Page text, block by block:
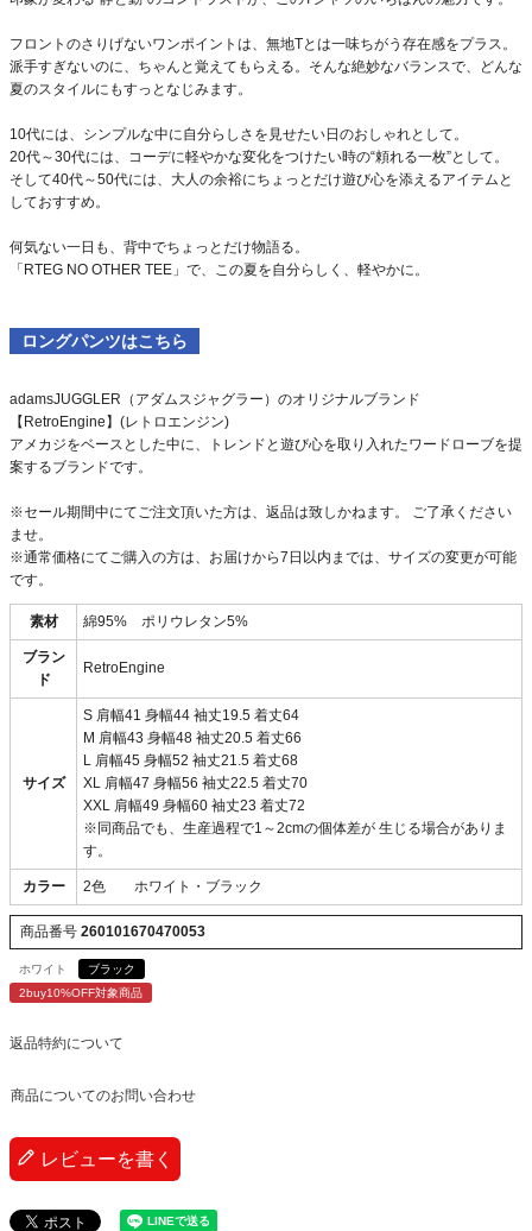
フロントのさりげないワンポイントは、無地Tとは一味ちがう存在感をプラス。
派手すぎないのに、ちゃんと覚えてもらえる。そんな絶妙なバランスで、どんな
夏のスタイルにもすっとなじみます。
10代には、シンプルな中に自分らしさを見せたい日のおしゃれとして。
20代～30代には、コーデに軽やかな変化をつけたい時の“頼れる一枚”として。
そして40代～50代には、大人の余裕にちょっとだけ遊び心を添えるアイテムと
しておすすめ。
何気ない一日も、背中でちょっとだけ物語る。
「RTEG NO OTHER TEE」で、この夏を自分らしく、軽やかに。
ロングパンツはこちら
adamsJUGGLER（アダムスジャグラー）のオリジナルブランド
【RetroEngine】(レトロエンジン)
アメカジをベースとした中に、トレンドと遊び心を取り入れたワードローブを提
案するブランドです。
※セール期間中にてご注文頂いた方は、返品は致しかねます。 ご了承ください
ませ。
※通常価格にてご購入の方は、お届けから7日以内までは、サイズの変更が可能
です。
素材 綿95% ポリウレタン5%
ブラン
ド
RetroEngine
サイズ
S 肩幅41 身幅44 袖丈19.5 着丈64
M 肩幅43 身幅48 袖丈20.5 着丈66
L 肩幅45 身幅52 袖丈21.5 着丈68
XL 肩幅47 身幅56 袖丈22.5 着丈70
XXL 肩幅49 身幅60 袖丈23 着丈72
※同商品でも、生産過程で1～2cmの個体差が 生じる場合がありま
す。
カラー 2色 ホワイト・ブラック
商品番号 260101670470053
ホワイト
ブラック
2buy10%OFF対象商品
返品特約について
商品についてのお問い合わせ
レビューを書く